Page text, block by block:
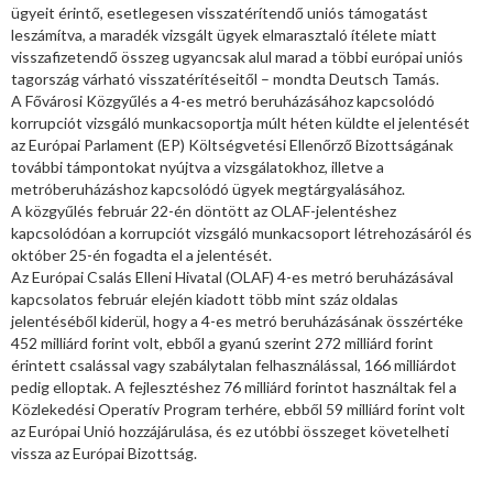
ügyeit érintő, esetlegesen visszatérítendő uniós támogatást
leszámítva, a maradék vizsgált ügyek elmarasztaló ítélete miatt
visszafizetendő összeg ugyancsak alul marad a többi európai uniós
tagország várható visszatérítéseitől – mondta Deutsch Tamás.
A Fővárosi Közgyűlés a 4-es metró beruházásához kapcsolódó
korrupciót vizsgáló munkacsoportja múlt héten küldte el jelentését
az Európai Parlament (EP) Költségvetési Ellenőrző Bizottságának
további támpontokat nyújtva a vizsgálatokhoz, illetve a
metróberuházáshoz kapcsolódó ügyek megtárgyalásához.
A közgyűlés február 22-én döntött az OLAF-jelentéshez
kapcsolódóan a korrupciót vizsgáló munkacsoport létrehozásáról és
október 25-én fogadta el a jelentését.
Az Európai Csalás Elleni Hivatal (OLAF) 4-es metró beruházásával
kapcsolatos február elején kiadott több mint száz oldalas
jelentéséből kiderül, hogy a 4-es metró beruházásának összértéke
452 milliárd forint volt, ebből a gyanú szerint 272 milliárd forint
érintett csalással vagy szabálytalan felhasználással, 166 milliárdot
pedig elloptak. A fejlesztéshez 76 milliárd forintot használtak fel a
Közlekedési Operatív Program terhére, ebből 59 milliárd forint volt
az Európai Unió hozzájárulása, és ez utóbbi összeget követelheti
vissza az Európai Bizottság.